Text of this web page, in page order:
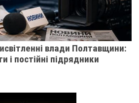
влади Полтавщини:
і постійні підрядники